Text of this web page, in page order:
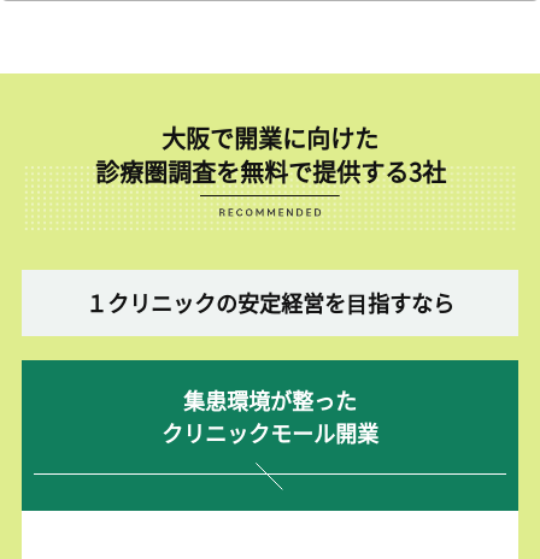
大阪で開業に向けた
診療圏調査を無料で提供する3社
１クリニックの安定経営を⽬指すなら
集患環境が整った
クリニックモール開業